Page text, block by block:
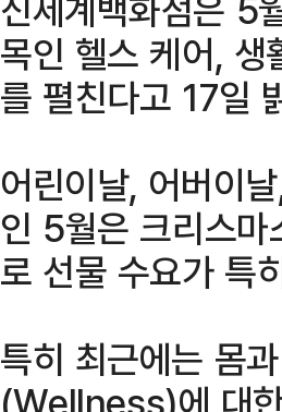
목인 헬스 케어, 생
를 펼친다고 17일
어린이날, 어버이
인 5월은 크리스마
로 선물 수요가 특
특히 최근에는 몸
(Wellness)에 대